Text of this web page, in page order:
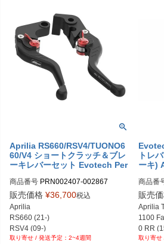
Aprilia RS660/RSV4/TUONO6
60/V4 ショートクラッチ＆ブレ
ーキレバーセット Evotech Per
商品番号 PRN002407-002867
PRN002407-002867-01
PRN002407-002867-02
PRN002407-002867-03
PRN002407-002867-04
PRN002407-002867-05
販売価格 ¥36,700税込
Aprilia
RS660 (21-)
RSV4 (09-)
Tuono 660 (21-)
2~4週間
トレ
ーキ)
-14) /
ory
0 RR
商品番
販売
Aprilia
1100
0 RR